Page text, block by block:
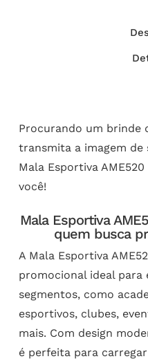
Procurando um brinde
transmita a imagem de
Mala Esportiva
você!
Mala Esportiva
quem busca
A Mala Esportiva
promocional ideal para
segmentos, como
esportivos, clubes,
mais. Com design
é perfeita para